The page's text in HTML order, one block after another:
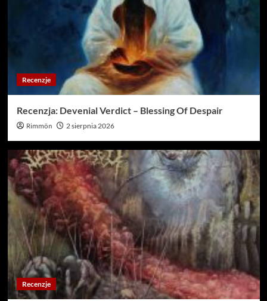
Recenzje
Recenzja: Devenial Verdict – Blessing Of Despair
Rimmön 2 sierpnia 2026
Recenzje